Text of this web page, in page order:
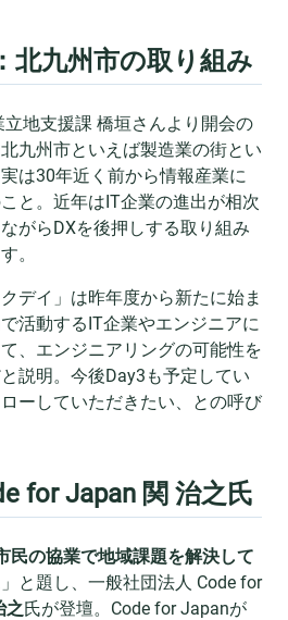
北九州市の取り組み
地支援課 橋垣さんより開会の
九州市といえば製造業の街とい
は30年近く前から情報産業に
と。近年はIT企業の進出が相次
がらDXを後押しする取り組み
。
デイ」は昨年度から新たに始ま
活動するIT企業やエンジニアに
、エンジニアリングの可能性を
説明。今後Day3も予定してい
ーしていただきたい、との呼び
for Japan 関 治之氏
民の協業で地域課題を解決して
」と題し、一般社団法人 Code for
之氏が登壇。Code for Japanが